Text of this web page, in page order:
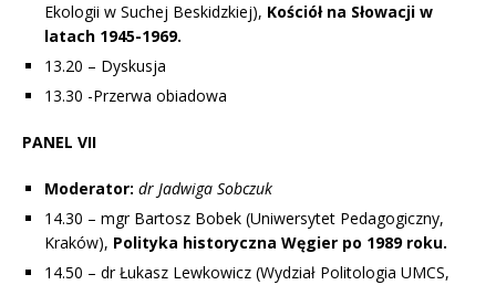
Ekologii w Suchej Beskidzkiej), Kościół na Słowacji w
latach 1945-1969.
13.20 – Dyskusja
13.30 -Przerwa obiadowa
PANEL VII
Moderator: dr Jadwiga Sobczuk
14.30 – mgr Bartosz Bobek (Uniwersytet Pedagogiczny,
Kraków), Polityka historyczna Węgier po 1989 roku.
14.50 – dr Łukasz Lewkowicz (Wydział Politologia UMCS,